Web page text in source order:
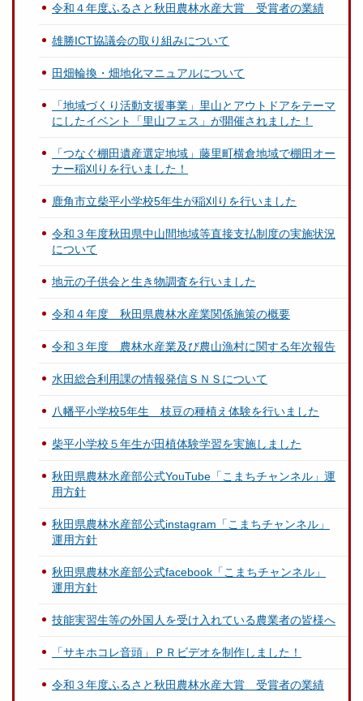
令和４年度ふるさと秋田農林水産大賞 受賞者の業績
雄勝ICT協議会の取り組みについて
田畑輪換・畑地化マニュアルについて
「地域づくり活動支援事業」里山とアウトドアをテーマ
にしたイベント「里山フェス」が開催されました！
「つなぐ棚田遺産選定地域」藤里町横倉地域で棚田オー
ナー稲刈りを行いました！
鹿角市立柴平小学校5年生が稲刈りを行いました
令和３年度秋田県中山間地域等直接支払制度の実施状況
について
地元の子供会と生き物調査を行いました
令和４年度 秋田県農林水産業関係施策の概要
令和３年度 農林水産業及び農山漁村に関する年次報告
水田総合利用課の情報発信ＳＮＳについて
八幡平小学校5年生 枝豆の種植え体験を行いました
柴平小学校５年生が田植体験学習を実施しました
秋田県農林水産部公式YouTube「こまちチャンネル」運
用方針
秋田県農林水産部公式instagram「こまちチャンネル」
運用方針
秋田県農林水産部公式facebook「こまちチャンネル」
運用方針
技能実習生等の外国人を受け入れている農業者の皆様へ
「サキホコレ音頭」ＰＲビデオを制作しました！
令和３年度ふるさと秋田農林水産大賞 受賞者の業績